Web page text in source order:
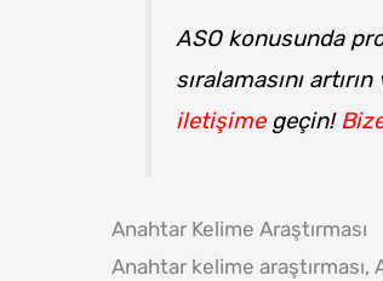
ASO konusunda
sıralamasını
iletişimegeçin!
Anahtar Kelime Araştırması
Anahtar kelime